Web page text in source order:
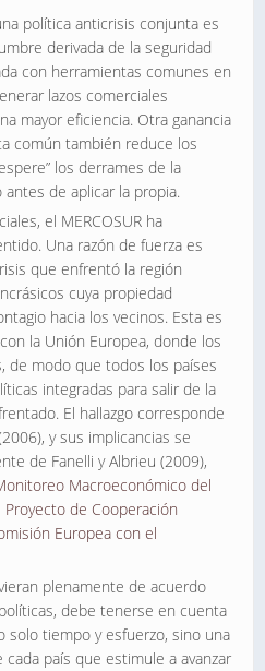
política anticrisis conjunta es
derivada de la seguridad
con herramientas comunes en
lazos comerciales
mayor eficiencia. Otra ganancia
común también reduce los
los derrames de la
de aplicar la propia.
el MERCOSUR ha
Una razón de fuerza es
que enfrentó la región
cuya propiedad
hacia los vecinos. Esta es
la Unión Europea, donde los
de modo que todos los países
integradas para salir de la
El hallazgo corresponde
y sus implicancias se
de Fanelli y Albrieu (2009),
Macroeconómico del
Proyecto de Cooperación
Europea con el
plenamente de acuerdo
debe tenerse en cuenta
solo tiempo y esfuerzo, sino una
país que estimule a avanzar